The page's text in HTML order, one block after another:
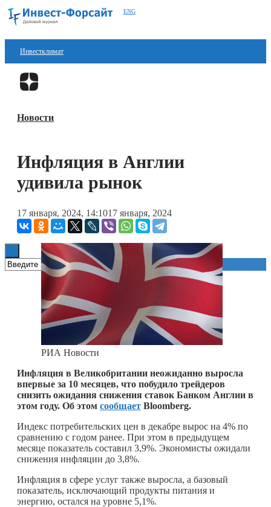
ENG
Инвестклимат
Финансы
Блокчейн
Технологии
Книги
Новости
Инфляция в Англии
удивила рынок
17 января, 2024, 14:1017 января, 2024
РИА Новости
Инфляция в Великобритании неожиданно выросла
впервые за 10 месяцев, что побудило трейдеров
снизить ожидания снижения ставок Банком Англии в
этом году. Об этом сообщает Bloomberg.
Индекс потребительских цен в декабре вырос на 4% по
сравнению с годом ранее. При этом в предыдущем
месяце показатель составил 3,9%. Экономисты ожидали
снижения инфляции до 3,8%.
Инфляция в сфере услуг также выросла, а базовый
показатель, исключающий продукты питания и
энергию, остался на уровне 5,1%.